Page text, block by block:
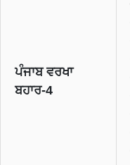
ਪੰਜਾਬ ਵਰਖਾ
ਬਹਾਰ-4